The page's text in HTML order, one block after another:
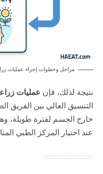
مراحل وخطوات إجراء عمليات
نتيجة لذلك، فإن عمليات
التنسيق العالي بين الفريق
خارج الجسم لفترة طويلة،
عند اختيار المركز الطبي